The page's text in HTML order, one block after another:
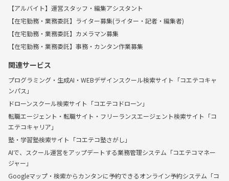
【アルバイト】運営スタッフ・編集アシスタント
【在宅勤務・業務委託】ライター募集(ライター・記者・編集者)
【在宅勤務・業務委託】カメラマン募集
【在宅勤務・業務委託】事務・カンタン作業募集
関連サービス
プログラミング・生成AI・WEBデザインスクール検索サイト「コエテコキャ
ンパス」
ドローンスクール検索サイト「コエテコドローン」
転職エージェント・転職サイト・フリーランスエージェント検索サイト「コ
エテコキャリア」
塾・学習塾検索サイト「コエテコ塾さがし」
AIで、スクール運営をアップデートする業務管理システム「コエテコマネー
ジャー」
Googleマップ・検索からカンタンに予約できるオンライン予約システム「コ